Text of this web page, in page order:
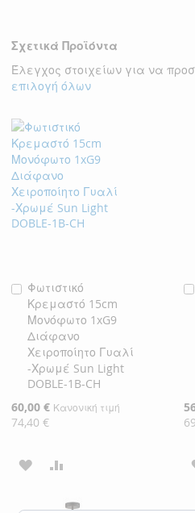
Σχετικά Προϊόντα
Έλεγχος στοιχείων για να
επιλογή όλων
Φωτιστικό
Κρεμαστό 15cm
Μονόφωτο 1xG9
Διάφανο
Χειροποίητο Γυαλί
-Χρωμέ Sun Light
DOBLE-1B-CH
Ειδική
Τιμή
60,00 € Κανονική τιμή
74,40 €
Προσθήκη
στο
Καλάθι
ΠΡΟΣΘΉΚΗ